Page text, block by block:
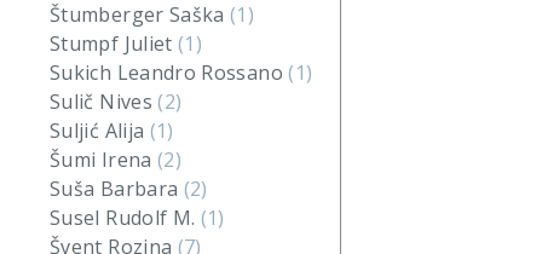
Štumberger Saška(1)
Stumpf Juliet(1)
Sukich Leandro Rossano(1)
Sulič Nives(2)
Suljić Alija (1)
Šumi Irena (2)
Suša Barbara (2)
Susel Rudolf M. (1)
Švent Rozina (7)